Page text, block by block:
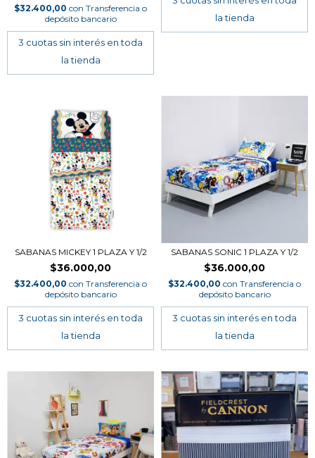
$32.400,00 con Transferencia o
depósito bancario
SABANAS MICKEY 1 PLAZA Y 1/2
$36.000,00
$32.400,00 con Transferencia o
depósito bancario
SABANAS SONIC 1 PLAZA Y 1/2
$36.000,00
$32.400,00 con Transferencia o
depósito bancario